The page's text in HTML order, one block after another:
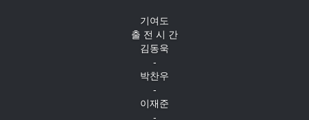
기여도
출 전 시 간
김동욱
-
박찬우
-
이재준
-